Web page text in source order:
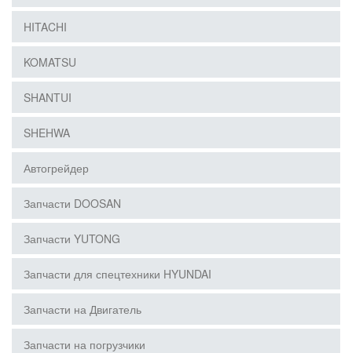
HITACHI
KOMATSU
SHANTUI
SHEHWA
Автогрейдер
Запчасти DOOSAN
Запчасти YUTONG
Запчасти для спецтехники HYUNDAI
Запчасти на Двигатель
Запчасти на погрузчики